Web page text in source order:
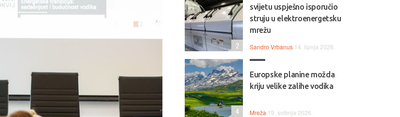
svijetu uspješno isporučio
struju u elektroenergetsku
mrežu
Sandro Vrbanus 14. lipnja 2026.
2
Europske planine možda
kriju velike zalihe vodika
Mreža 19. svibnja 2026.
4